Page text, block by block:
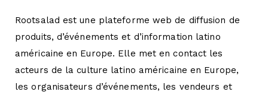
Rootsalad est une plateforme web de diffusion de
produits, d’événements et d’information latino
américaine en Europe. Elle met en contact les
acteurs de la culture latino américaine en Europe,
les organisateurs d’événements, les vendeurs et